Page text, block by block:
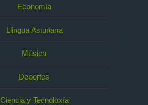
Economía
Llingua Asturiana
Música
Deportes
Ciencia y Tecnoloxía